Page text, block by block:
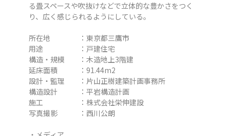
る畳スペースや吹抜けなどで立体的な豊かさをつく
り、広く感じられるようにしている。
所在地 ：東京都三鷹市
用途 ：戸建住宅
構造・規模 ：木造地上3階建
延床面積 ：91.44m2
設計・監理 ：片山正樹建築計画事務所
構造設計 ：平岩構造計画
施工 ：株式会社栄伸建設
写真撮影 ：西川公朗